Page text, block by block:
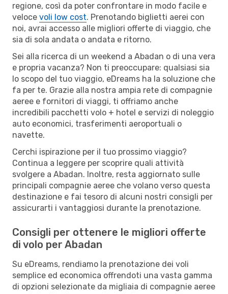
regione, così da poter confrontare in modo facile e
veloce voli low cost. Prenotando biglietti aerei con
noi, avrai accesso alle migliori offerte di viaggio, che
sia di sola andata o andata e ritorno.
Sei alla ricerca di un weekend a Abadan o di una vera
e propria vacanza? Non ti preoccupare: qualsiasi sia
lo scopo del tuo viaggio, eDreams ha la soluzione che
fa per te. Grazie alla nostra ampia rete di compagnie
aeree e fornitori di viaggi, ti offriamo anche
incredibili pacchetti volo + hotel e servizi di noleggio
auto economici, trasferimenti aeroportuali o
navette.
Cerchi ispirazione per il tuo prossimo viaggio?
Continua a leggere per scoprire quali attività
svolgere a Abadan. Inoltre, resta aggiornato sulle
principali compagnie aeree che volano verso questa
destinazione e fai tesoro di alcuni nostri consigli per
assicurarti i vantaggiosi durante la prenotazione.
Consigli per ottenere le migliori offerte
di volo per Abadan
Su eDreams, rendiamo la prenotazione dei voli
semplice ed economica offrendoti una vasta gamma
di opzioni selezionate da migliaia di compagnie aeree